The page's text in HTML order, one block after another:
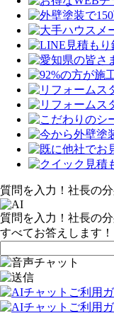
質問を入力！社長の
質問を入力！社長の
すべてお答えします！